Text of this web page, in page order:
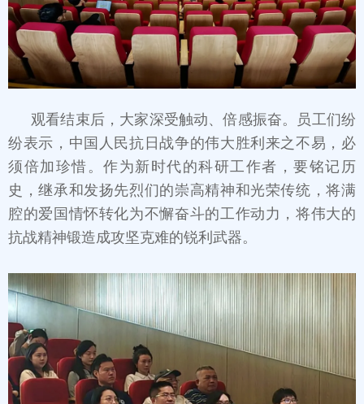
观看结束后，大家深受触动、倍感振奋。员工们纷
纷表示，中国人民抗日战争的伟大胜利来之不易，必
须倍加珍惜。作为新时代的科研工作者，要铭记历
史，继承和发扬先烈们的崇高精神和光荣传统，将满
腔的爱国情怀转化为不懈奋斗的工作动力，将伟大的
抗战精神锻造成攻坚克难的锐利武器。